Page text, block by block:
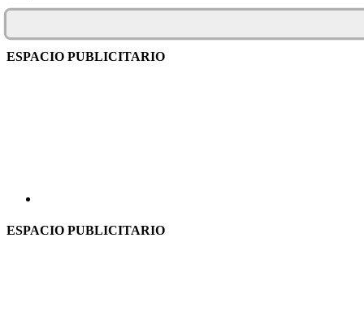
ESPACIO PUBLICITARIO
ESPACIO PUBLICITARIO